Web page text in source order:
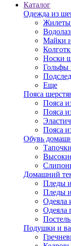
Каталог
Одежда из
Жилеты
Майки
Носки
Гольфы
Еще
Пояса
Пояса
Пояса
Пояса
Обувь
Домашний
Пледы
Пледы
Одеяла
Одеяла
Подушки и